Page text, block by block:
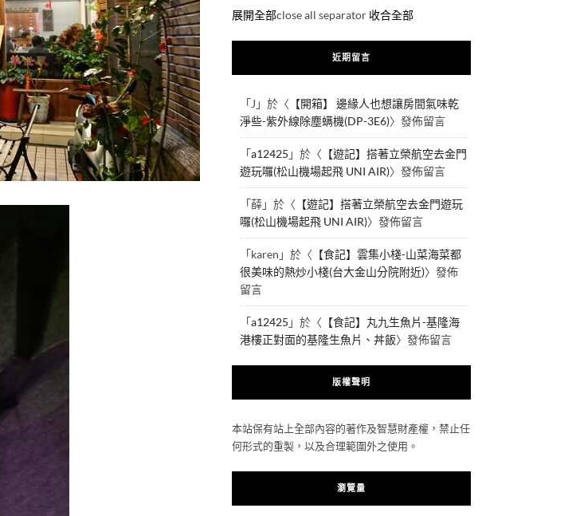
展開全部close all separator 收合全部
近期留言
「J 」於〈 【開箱】 邊緣人也想讓房間氣味乾
淨些-紫外線除塵螨機(DP-3E6)〉發佈留言
「a12425 」於〈 【遊記】搭著立榮航空去金門
遊玩囉(松山機場起飛 UNI AIR)〉發佈留言
「薛」於〈 【遊記】搭著立榮航空去金門遊玩
囉(松山機場起飛 UNI AIR)〉發佈留言
「karen 」於〈 【食記】雲集小棧-山菜海菜都
很美味的熱炒小棧(台大金山分院附近)〉發佈
留言
「a12425 」於〈 【食記】丸九生魚片-基隆海
港樓正對面的基隆生魚片、丼飯〉發佈留言
版權聲明
本站保有站上全部內容的著作及智慧財產權，禁止任
何形式的重製，以及合理範圍外之使用。
瀏覽量